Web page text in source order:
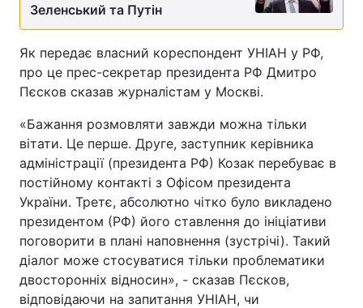
Зеленський та Путін
Як передає власний кореспондент УНІАН у РФ,
про це прес-секретар президента РФ Дмитро
Пєсков сказав журналістам у Москві.
«Бажання розмовляти завжди можна тільки
вітати. Це перше. Друге, заступник керівника
адміністрації (президента РФ) Козак перебуває в
постійному контакті з Офісом президента
України. Третє, абсолютно чітко було викладено
президентом (РФ) його ставлення до ініціативи
поговорити в плані наповнення (зустрічі). Такий
діалог може стосуватися тільки проблематики
двосторонніх відносин», - сказав Пєсков,
відповідаючи на запитання УНІАН, чи